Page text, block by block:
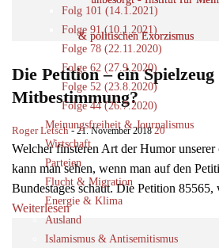
Folg 101 (14.1.2021)
Folge 91 (10.1.2021)
Folge 78 (22.11.2020)
Folge 62 (27.9.2020)
Folge 52 (23.8.2020)
Folge 44 (26.7.2020)
Meinungsfreiheit & Journalismus
Wirtschaft
Parteien
Flucht & Migration
Energie & Klima
Ausland
Islamismus & Antisemitismus
Die Petition – ein
Mitbestimmung?
Roger Letsch - 21. November 2018 20
Welcher finsteren Art der Humor unserer
kann man sehen, wenn man auf den
Bundestages schaut. Die Petition 85565,
Weiterlesen